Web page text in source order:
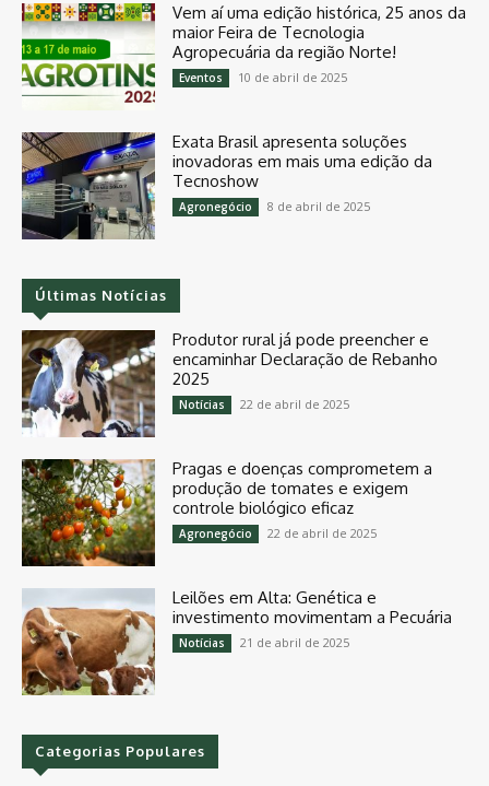
Vem aí uma edição histórica, 25 anos da
maior Feira de Tecnologia
Agropecuária da região Norte!
Eventos 10 de abril de 2025
Exata Brasil apresenta soluções
inovadoras em mais uma edição da
Tecnoshow
Agronegócio 8 de abril de 2025
Últimas Notícias
Produtor rural já pode preencher e
encaminhar Declaração de Rebanho
2025
Notícias 22 de abril de 2025
Pragas e doenças comprometem a
produção de tomates e exigem
controle biológico eficaz
Agronegócio 22 de abril de 2025
Leilões em Alta: Genética e
investimento movimentam a Pecuária
Notícias 21 de abril de 2025
Categorias Populares